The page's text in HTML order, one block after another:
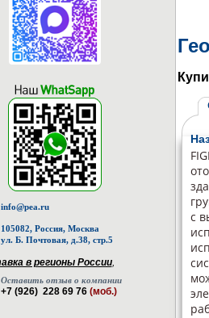
info@pea.ru
105082, Россия, Москва
ул. Б. Почтовая, д.38, стр.5
в регионы России,
Оставить отзыв о компании
+7 (926) 228 69 76 (моб.)
с